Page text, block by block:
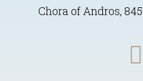
Chora of Andros,